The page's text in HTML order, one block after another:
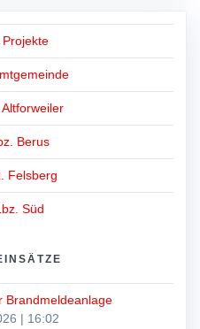
Berus
Felsberg
Süd
Brandmeldeanlage
| 16:02